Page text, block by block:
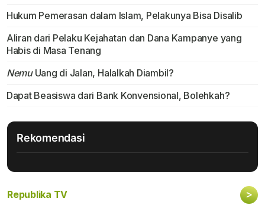
Hukum Pemerasan dalam Islam, Pelakunya Bisa Disalib
Aliran dari Pelaku Kejahatan dan Dana Kampanye yang
Habis di Masa Tenang
NemuUang di Jalan, Halalkah Diambil?
Dapat Beasiswa dari Bank Konvensional, Bolehkah?
Rekomendasi
Republika TV >